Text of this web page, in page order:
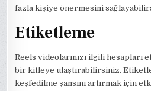
fazla kişiye önermesini
Etiketleme
Reels videolarınızı ilgili hesapları
bir kitleye ulaştırabilirsiniz.
keşfedilme şansını artırmak için